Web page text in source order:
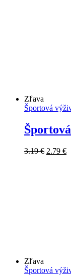
Zľava
Športová
3.19€ Pôvodná
2.79 €
Zľava
Športová